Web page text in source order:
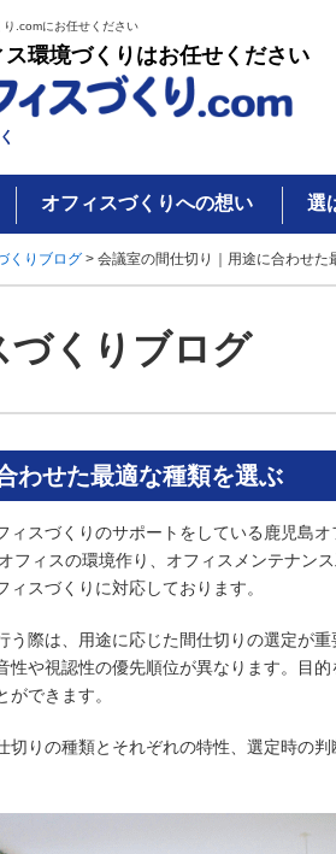
.comにお任せください
環境づくりはお任せください
オフィスづくりへの想い 選
くりブログ > 会議室の間仕切り｜用途に合わせた
づくりブログ
わせた最適な種類を選ぶ
ィスづくりのサポートをしている鹿児島
フィスの環境作り、オフィスメンテナン
スづくりに対応しております。
際は、用途に応じた間仕切りの選定が重
や視認性の優先順位が異なります。目的
できます。
りの種類とそれぞれの特性、選定時の判